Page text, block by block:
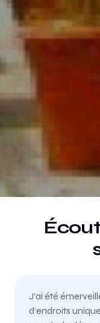
J’ai été
d’endroits